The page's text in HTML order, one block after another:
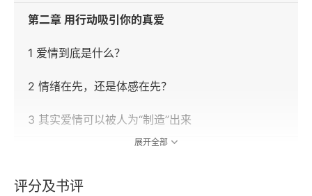
第二章 用行动吸引你的真爱
1 爱情到底是什么？
2 情绪在先，还是体感在先？
3 其实爱情可以被人为“制造”出来
1 躯体瘫痪会导致情绪体验的丧失
展开全部
评分及书评